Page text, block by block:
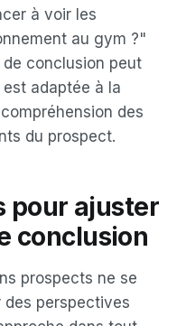
à voir les
au gym ?"
conclusion peut
adaptée à la
des
du prospect.
pour ajuster
conclusion
prospects ne se
perspectives